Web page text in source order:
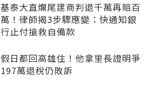
基泰大直爛尾建商判退千萬再賠百
萬！律師揭3步驟應變：快通知銀
行止付搶救自備款
假日都回高雄住！他拿里長證明爭
197萬退稅仍敗訴